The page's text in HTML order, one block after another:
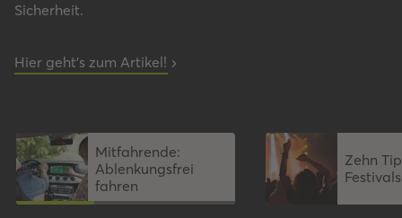
Sicherheit.
Hier geht's zum Artikel!
Mitfahrende:
Ablenkungsfrei
fahren
Zehn